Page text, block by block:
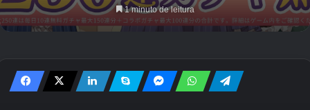
1 minuto de leitura